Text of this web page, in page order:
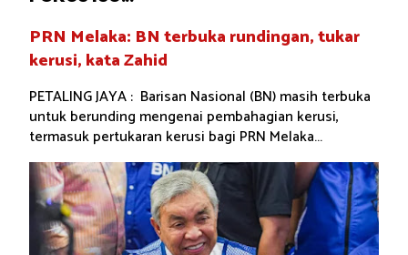
PRN Melaka: BN terbuka rundingan, tukar
kerusi, kata Zahid
PETALING JAYA : Barisan Nasional (BN) masih terbuka
untuk berunding mengenai pembahagian kerusi,
termasuk pertukaran kerusi bagi PRN Melaka...